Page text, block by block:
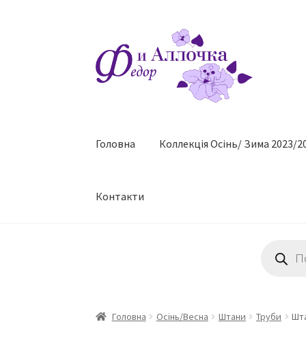
до
навігації
до
контенту
Головна Коллекцiя Осінь/ Зима 2023/
Контакти
товарів
Головна Осінь/Весна Штани Труби